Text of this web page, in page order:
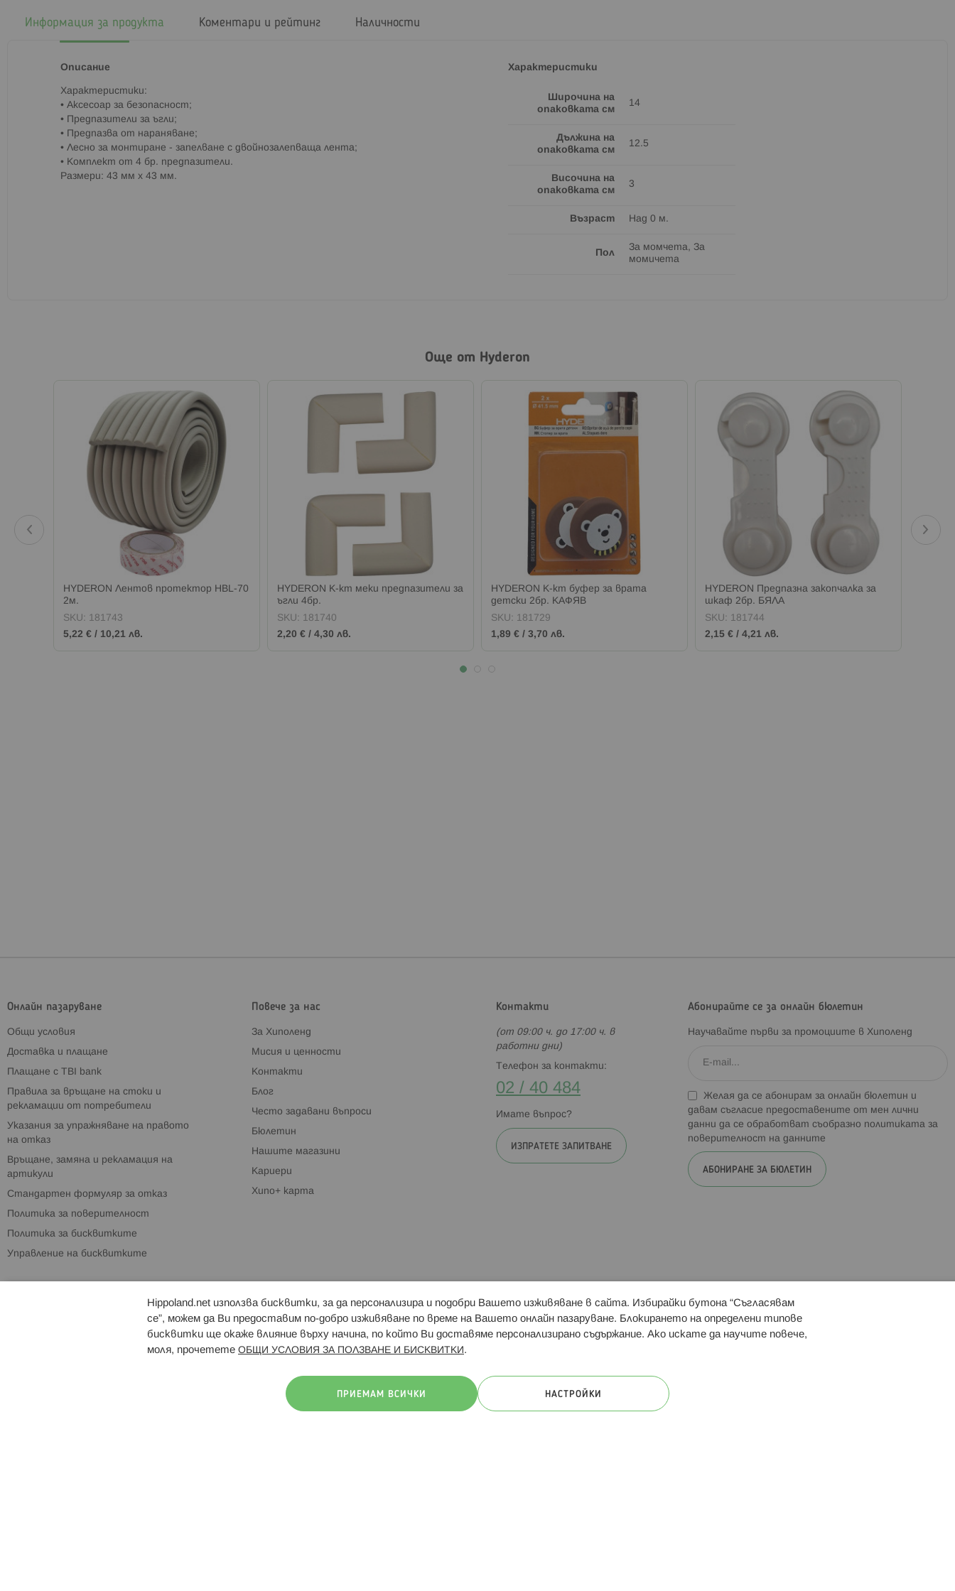
Информация за продукта
Описание
Характеристики:
• Аксесоар за безопасност;
• Предпазители за ъгли;
• Предпазва от нараняване;
• Лесно за монтиране - запелване с двойнозалепваща лента;
• Комплект от 4 бр. предпазители.
Размери: 43 мм х 43 мм.
Характеристики
Широчина на
опаковката см
14
Дължина на
опаковката см
12.5
Височина на
опаковката см
3
Възраст Над 0 м.
Пол
За момчета, За
момичета
Коментари и рейтинг Наличности
Още от Hyderon
HYDERON Лентов протектор HBL-70
2м.
SKU: 181743
5,22 € / 10,21 лв.
HYDERON К-кт меки предпазители за
ъгли 4бр.
SKU: 181740
2,20 € / 4,30 лв.
HYDERON К-кт буфер за врата
детски 2бр. КАФЯВ
SKU: 181729
1,89 € / 3,70 лв.
HYDERON Предпазна закопчалка за
шкаф 2бр. БЯЛА
SKU: 181744
2,15 € / 4,21 лв.
Онлайн пазаруване
Общи условия
Доставка и плащане
Плащане с TBI bank
Правила за връщане на стоки и
рекламации от потребители
Указания за упражняване на правото
на отказ
Връщане, замяна и рекламация на
артикули
Стандартен формуляр за отказ
Политика за поверителност
Политика за бисквитките
Управление на бисквитките
Повече за нас
За Хиполенд
Мисия и ценности
Контакти
Блог
Често задавани въпроси
Бюлетин
Нашите магазини
Кариери
Хипо+ карта
Контакти
(от 09:00 ч. до 17:00 ч. в
работни дни)
Телефон за контакти:
02 / 40 484
Имате въпрос?
ИЗПРАТЕТЕ ЗАПИТВАНЕ
Абонирайте се за онлайн бюлетин
Научавайте първи за промоциите в Хиполенд
Желая да се абонирам за онлайн бюлетин и
давам съгласие предоставените от мен лични
данни да се обработват съобразно политиката за
поверителност на данните
АБОНИРАНЕ ЗА БЮЛЕТИН
Брошури Магазини Свързани сайтове: Hippoland.ro Последвайте ни:
Hippoland.net използва бисквитки, за да персонализира и подобри Вашето изживяване в сайта. Избирайки бутона “Съгласявам
се”, можем да Ви предоставим по-добро изживяване по време на Вашето онлайн пазаруване. Блокирането на определени типове
бисквитки ще окаже влияние върху начина, по който Ви доставяме персонализирано съдържание. Ако искате да научите повече,
моля, прочетете ОБЩИ УСЛОВИЯ ЗА ПОЛЗВАНЕ И БИСКВИТКИ .
ПРИЕМАМ ВСИЧКИ НАСТРОЙКИ